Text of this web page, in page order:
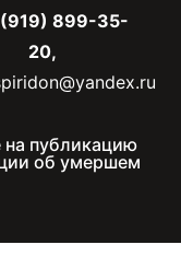
(919) 899-35-
20,
на публикацию
об умершем